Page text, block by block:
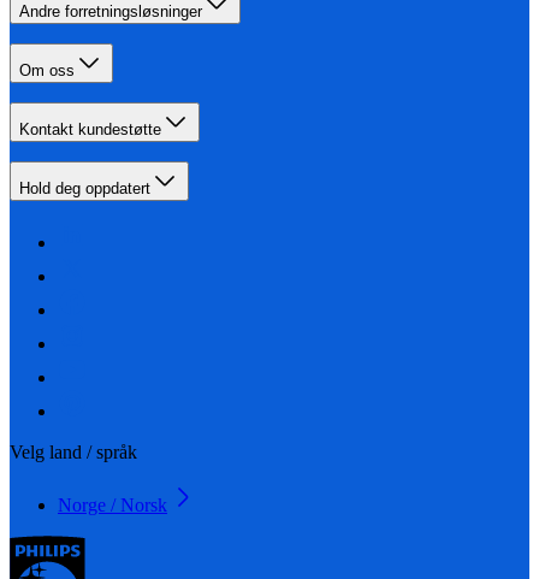
Andre forretningsløsninger
Om oss
Kontakt kundestøtte
Hold deg oppdatert
Velg land / språk
Norge / Norsk